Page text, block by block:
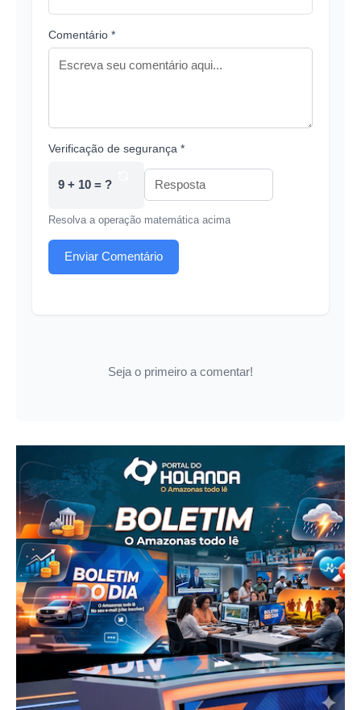
Comentário *
Verificação de segurança *
9 + 10 = ?
Resolva a operação matemática acima
Enviar Comentário
Seja o primeiro a comentar!